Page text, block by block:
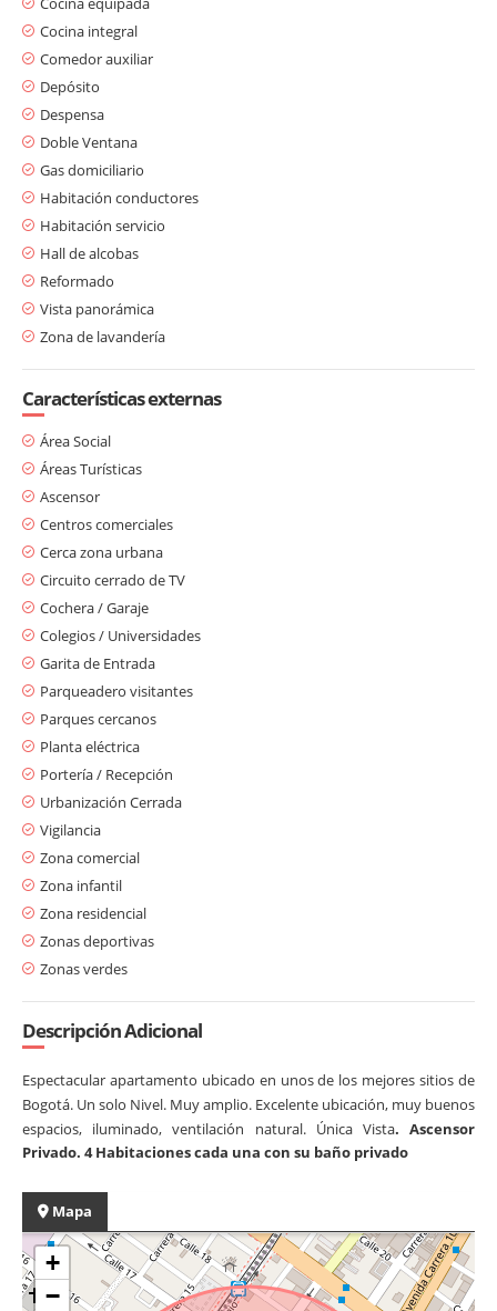
Cocina integral
Comedor auxiliar
Depósito
Despensa
Doble Ventana
Gas domiciliario
Habitación conductores
Habitación servicio
Hall de alcobas
Reformado
Vista panorámica
Zona de lavandería
Características externas
Área Social
Áreas Turísticas
Ascensor
Centros comerciales
Cerca zona urbana
Circuito cerrado de TV
Cochera / Garaje
Colegios / Universidades
Garita de Entrada
Parqueadero visitantes
Parques cercanos
Planta eléctrica
Portería / Recepción
Urbanización Cerrada
Vigilancia
Zona comercial
Zona infantil
Zona residencial
Zonas deportivas
Zonas verdes
Descripción Adicional
Espectacular apartamento ubicado en unos de los mejores sitios de
Bogotá. Un solo Nivel. Muy amplio. Excelente ubicación, muy buenos
espacios, iluminado, ventilación natural. Única Vista. Ascensor
Privado. 4 Habitaciones cada una con su baño privado
Mapa
+
−